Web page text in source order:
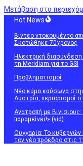
Μετάβαση στο
Hot News
Βίντεο ντοκουμέντο
Σκοτώθηκε 70χρονος
Ηλεκτρική
τη Meridiam για το GSI
Προβληματισμοί
Νέο κύμα καύσωνα
Αυστρία, περιορισμοί
Ανατροπή με
παραμείνει!» (vid)
Ουγγαρία: Το κυβερνών
τον νέο πρόεδρο στις